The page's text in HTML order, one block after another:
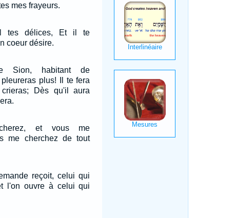
mes frayeurs.
tes délices, Et il te
coeur désire.
Sion, habitant de
plus! Il te fera
Dès qu'il aura
et vous me
me cherchez de tout
reçoit, celui qui
l'on ouvre à celui qui